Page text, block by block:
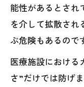
能性があるとされ
を介して拡散され
ぶ危険もあるので
医療施設における
さ”だけでは防げ